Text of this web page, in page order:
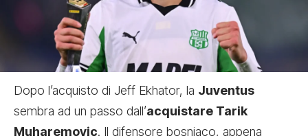
Dopo l’acquisto di Jeff Ekhator, la Juventus
sembra ad un passo dall’acquistare Tarik
Muharemovic. Il difensore bosniaco, appena